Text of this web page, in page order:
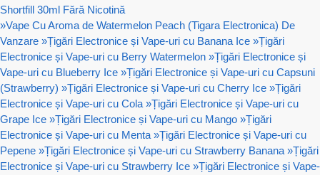
Shortfill 30ml Fără Nicotină
»Vape Cu Aroma de Watermelon Peach (Tigara Electronica) De
Vanzare »Țigări Electronice și Vape-uri cu Banana Ice »Țigări
Electronice și Vape-uri cu Berry Watermelon »Țigări Electronice și
Vape-uri cu Blueberry Ice »Țigări Electronice și Vape-uri cu Capsuni
(Strawberry) »Țigări Electronice și Vape-uri cu Cherry Ice »Țigări
Electronice și Vape-uri cu Cola »Țigări Electronice și Vape-uri cu
Grape Ice »Țigări Electronice și Vape-uri cu Mango »Țigări
Electronice și Vape-uri cu Menta »Țigări Electronice și Vape-uri cu
Pepene »Țigări Electronice și Vape-uri cu Strawberry Banana »Țigări
Electronice și Vape-uri cu Strawberry Ice »Țigări Electronice și Vape-